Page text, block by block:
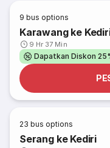
9 bus options
Karawang ke
9 Hr 37 Min
Dapatkan Diskon
23 bus options
Serang ke Kediri